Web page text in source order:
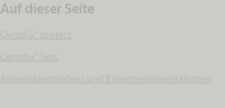
Auf dieser Seite